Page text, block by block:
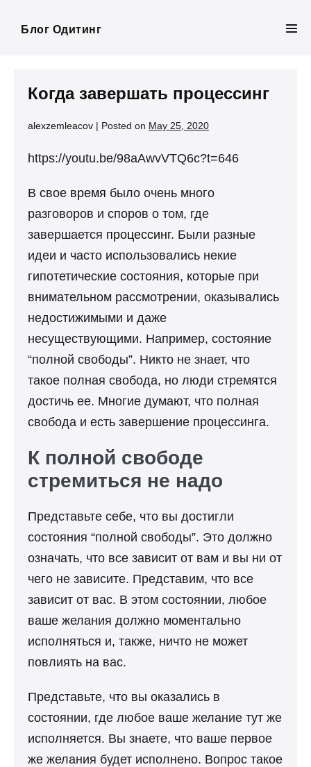
Блог Одитинг
Когда завершать процессинг
alexzemleacov | Posted on May 25, 2020
https://youtu.be/98aAwvVTQ6c?t=646
В свое время было очень много
разговоров и споров о том, где
завершается процессинг. Были разные
идеи и часто использовались некие
гипотетические состояния, которые при
внимательном рассмотрении, оказывались
недостижимыми и даже
несуществующими. Например, состояние
“полной свободы”. Никто не знает, что
такое полная свобода, но люди стремятся
достичь ее. Многие думают, что полная
свобода и есть завершение процессинга.
К полной свободе
стремиться не надо
Представьте себе, что вы достигли
состояния “полной свободы”. Это должно
означать, что все зависит от вам и вы ни от
чего не зависите. Представим, что все
зависит от вас. В этом состоянии, любое
ваше желания должно моментально
исполняться и, также, ничто не может
повлиять на вас.
Представьте, что вы оказались в
состоянии, где любое ваше желание тут же
исполняется. Вы знаете, что ваше первое
же желания будет исполнено. Вопрос такое